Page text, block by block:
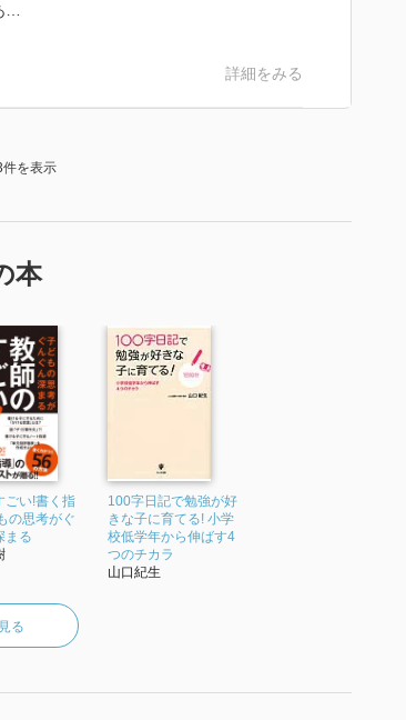
…
詳細をみる
件を表示
本
ごい!書く指
の思考がぐ
まる
100字日記で勉強が好
きな子に育てる! 小学
校低学年から伸ばす4
つのチカラ
山口紀生
る